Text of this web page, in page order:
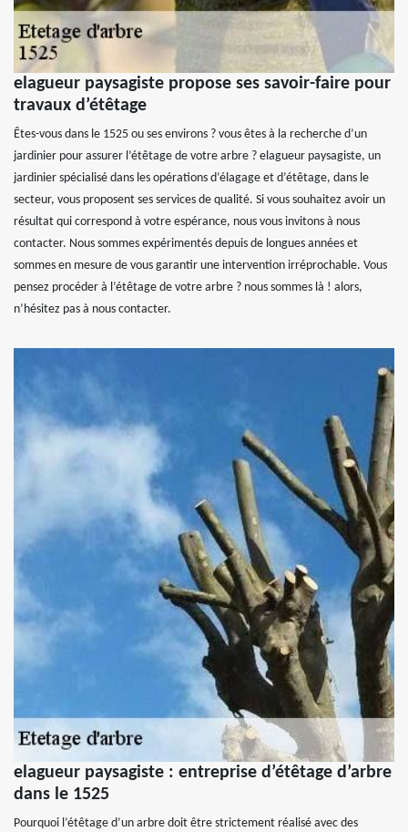
elagueur paysagiste propose ses savoir-faire pour
travaux d’étêtage
Êtes-vous dans le 1525 ou ses environs ? vous êtes à la recherche d’un
jardinier pour assurer l’étêtage de votre arbre ? elagueur paysagiste, un
jardinier spécialisé dans les opérations d’élagage et d’étêtage, dans le
secteur, vous proposent ses services de qualité. Si vous souhaitez avoir un
résultat qui correspond à votre espérance, nous vous invitons à nous
contacter. Nous sommes expérimentés depuis de longues années et
sommes en mesure de vous garantir une intervention irréprochable. Vous
pensez procéder à l’étêtage de votre arbre ? nous sommes là ! alors,
n’hésitez pas à nous contacter.
elagueur paysagiste : entreprise d’étêtage d’arbre
dans le 1525
Pourquoi l’étêtage d’un arbre doit être strictement réalisé avec des